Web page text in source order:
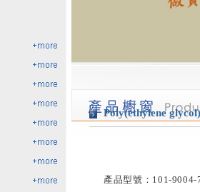
Poly(ethylene
產品型號：101-